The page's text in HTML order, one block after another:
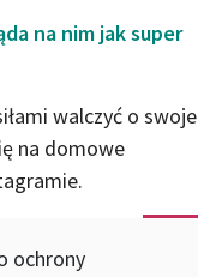
na nim jak super
walczyć o swoje
na domowe
ochrony